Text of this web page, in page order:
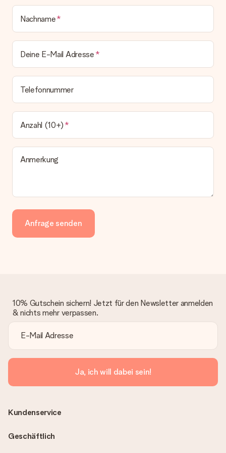
Nachname
Deine E-Mail Adresse
Telefonnummer
Anzahl (10+)
Anmerkung
Anfrage senden
10% Gutschein sichern! Jetzt für den Newsletter anmelden
& nichts mehr verpassen.
Ja, ich will dabei sein!
Kundenservice
Geschäftlich